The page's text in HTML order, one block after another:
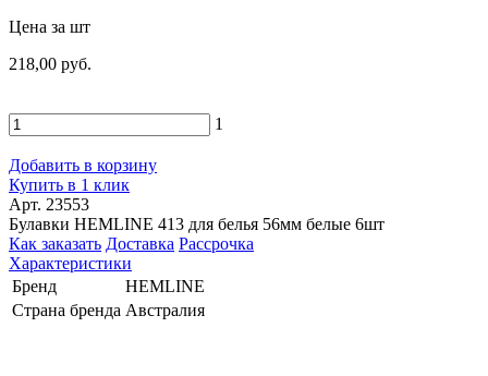
Цена за шт
218,00 руб.
1
Добавить в корзину
Купить в 1 клик
Арт. 23553
Булавки HEMLINE 413 для белья 56мм белые 6шт
Как заказать Доставка Рассрочка
Характеристики
Бренд
HEMLINE
Страна бренда Австралия